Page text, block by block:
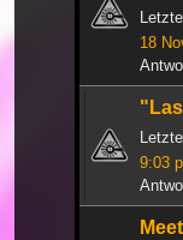
18
9:03